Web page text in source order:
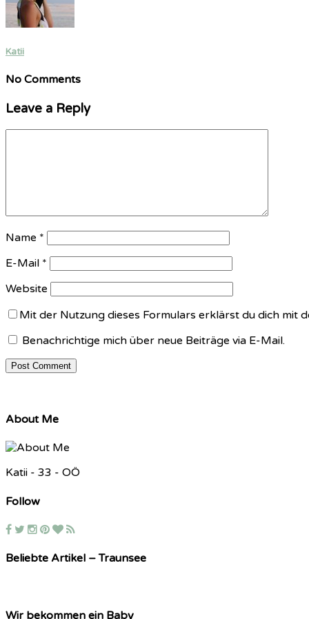
Katii
No Comments
Leave a Reply
Name *
E-Mail *
Website
Mit der Nutzung dieses Formulars erklärst du dich mit
Benachrichtige mich über neue Beiträge via E-Mail.
About Me
Katii - 33 - OÖ
Follow
Beliebte Artikel – Traunsee
Wir bekommen ein Baby